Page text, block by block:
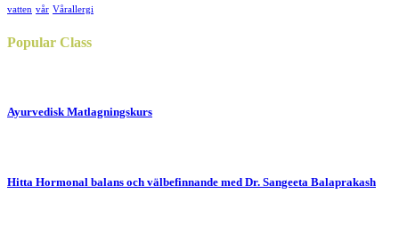
vatten vår Vårallergi
Popular Class
Ayurvedisk Matlagningskurs
Hitta Hormonal balans och välbefinnande med Dr. Sangeeta Balaprakash